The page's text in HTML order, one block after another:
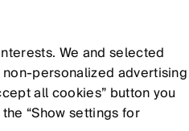
Alle Artikel
We and selected
advertising
all cookies” button you
“Show settings for